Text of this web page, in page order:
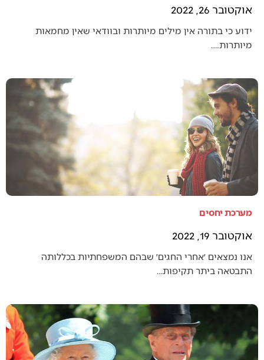
אוקטובר 26, 2022
ידוע כי בתורה אין מילים מיותרות ובוודאי שאין מחמאות
מיותרות.…
מערכת יחסים
אוקטובר 19, 2022
אנו נמצאים ׳אחרי החגים׳ שבהם המשפחתיות בכללותה
התבטאה ביתר תקיפות…